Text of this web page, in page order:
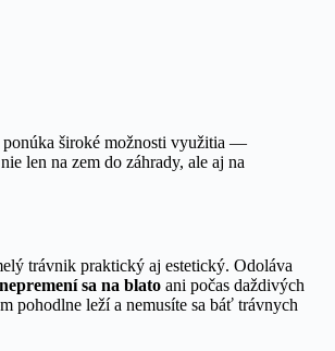
široké možnosti využitia —
len na zem do záhrady, ale aj na
trávnik praktický aj estetický. Odoláva
nepremení sa na blato ani počas daždivých
pohodlne leží a nemusíte sa báť trávnych